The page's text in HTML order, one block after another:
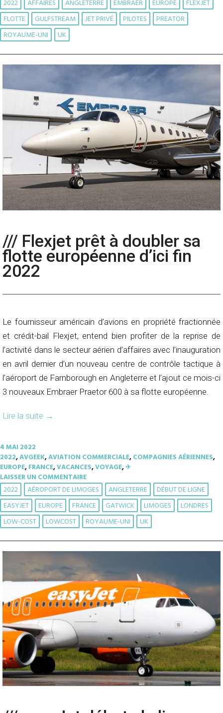
2022 AFFAIRES ANGLETERRE EMBRAER EUROPE
FLEXJET
FLOTTE
GULFSTREAM JET PRIVÉ PILOTES
PREATOR
ROYAUME-UNI
UK
/// Flexjet prêt à doubler sa
flotte européenne d’ici fin
2022
Le fournisseur américain d’avions en propriété fractionnée
et crédit-bail Flexjet, entend bien profiter de la reprise de
l’activité dans le secteur aérien d’affaires avec l’inauguration
en avril dernier d’un nouveau centre de contrôle tactique à
l’aéroport de Farnborough en Angleterre et l’ajout ce mois-ci
3 nouveaux Embraer Praetor 600 à sa flotte européenne.
Lire la suite →
4 MAI 2022
2022,AVGEEK,AVIATION COMMERCIALE,COMPAGNIES AÉRIENNES,
EUROPE,FRANCE,VACANCES,VOYAGE,✈︎
LAISSER UN COMMENTAIRE
2022 AÉROPORT DE LIMOGES ANGLETERRE
DÉBUT DE LIGNE
EASYJET
EUROPE FRANCE GATWICK LIMOGES
LONDRES
LOW-COST
LOWCOST ROYAUME-UNI UK